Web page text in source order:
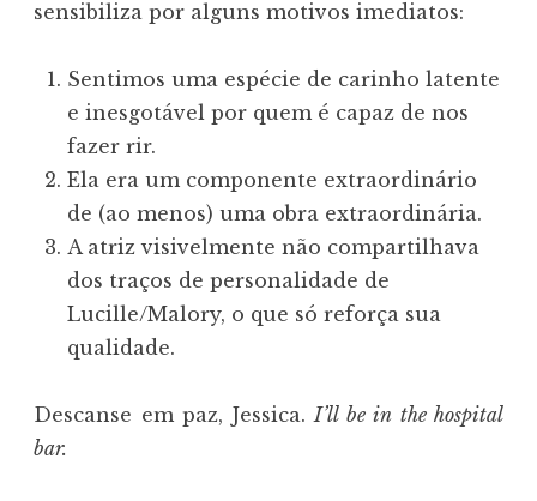
sensibiliza por alguns motivos imediatos:
Sentimos uma espécie de carinho latente
e inesgotável por quem é capaz de nos
fazer rir.
Ela era um componente extraordinário
de (ao menos) uma obra extraordinária.
A atriz visivelmente não compartilhava
dos traços de personalidade de
Lucille/Malory, o que só reforça sua
qualidade.
Descanse em paz, Jessica.I’ll be in the hospital
bar.